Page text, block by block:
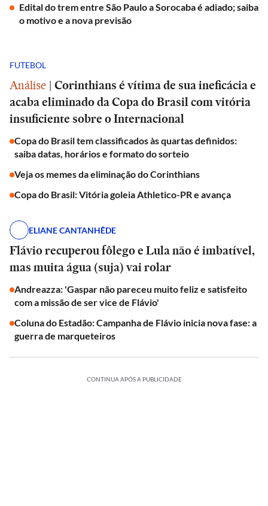
Edital do trem entre São Paulo a Sorocaba é adiado; saiba
o motivo e a nova previsão
FUTEBOL
Análise | Corinthians é vítima de sua ineficácia e
acaba eliminado da Copa do Brasil com vitória
insuficiente sobre o Internacional
Copa do Brasil tem classificados às quartas definidos:
saiba datas, horários e formato do sorteio
Veja os memes da eliminação do Corinthians
Copa do Brasil: Vitória goleia Athletico-PR e avança
ELIANE CANTANHÊDE
Flávio recuperou fôlego e Lula não é imbatível,
mas muita água (suja) vai rolar
Andreazza: 'Gaspar não pareceu muito feliz e satisfeito
com a missão de ser vice de Flávio'
Coluna do Estadão: Campanha de Flávio inicia nova fase: a
guerra de marqueteiros
CONTINUA APÓS A PUBLICIDADE